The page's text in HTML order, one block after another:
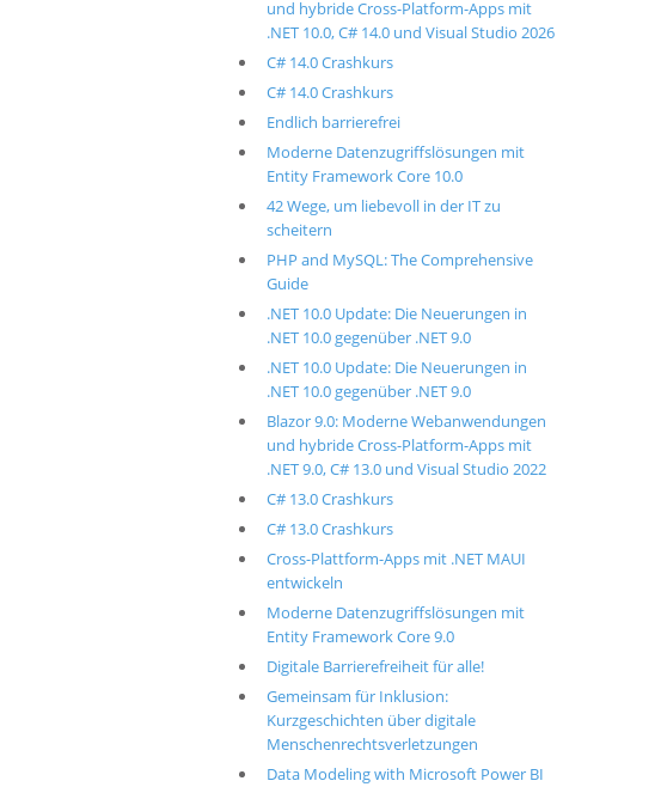
und hybride Cross-Platform-Apps mit
.NET 10.0, C# 14.0 und Visual Studio 2026
C# 14.0 Crashkurs
C# 14.0 Crashkurs
Endlich barrierefrei
Moderne Datenzugriffslösungen mit
Entity Framework Core 10.0
42 Wege, um liebevoll in der IT zu
scheitern
PHP and MySQL: The Comprehensive
Guide
.NET 10.0 Update: Die Neuerungen in
.NET 10.0 gegenüber .NET 9.0
.NET 10.0 Update: Die Neuerungen in
.NET 10.0 gegenüber .NET 9.0
Blazor 9.0: Moderne Webanwendungen
und hybride Cross-Platform-Apps mit
.NET 9.0, C# 13.0 und Visual Studio 2022
C# 13.0 Crashkurs
C# 13.0 Crashkurs
Cross-Plattform-Apps mit .NET MAUI
entwickeln
Moderne Datenzugriffslösungen mit
Entity Framework Core 9.0
Digitale Barrierefreiheit für alle!
Gemeinsam für Inklusion:
Kurzgeschichten über digitale
Menschenrechtsverletzungen
Data Modeling with Microsoft Power BI